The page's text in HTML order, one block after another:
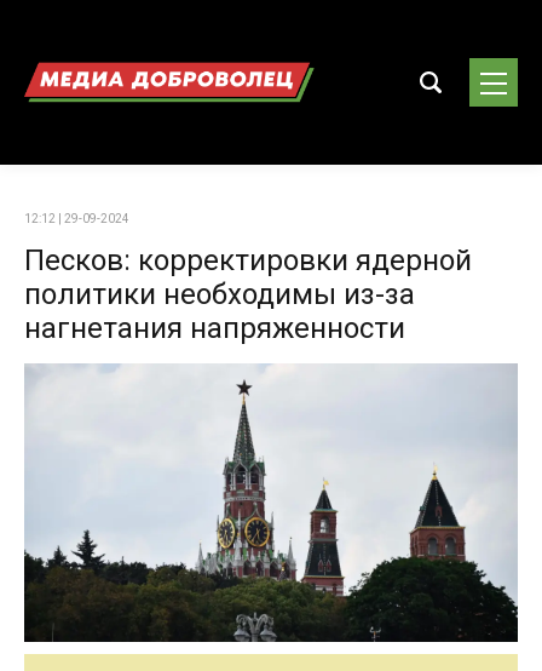
12:12 | 29-09-2024
Песков: корректировки ядерной
политики необходимы из-за
нагнетания напряженности